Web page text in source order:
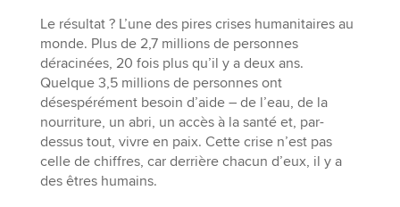
Le résultat ? L’une des pires crises humanitaires au
monde. Plus de 2,7 millions de personnes
déracinées, 20 fois plus qu’il y a deux ans.
Quelque 3,5 millions de personnes ont
désespérément besoin d’aide – de l’eau, de la
nourriture, un abri, un accès à la santé et, par-
dessus tout, vivre en paix. Cette crise n’est pas
celle de chiffres, car derrière chacun d’eux, il y a
des êtres humains.